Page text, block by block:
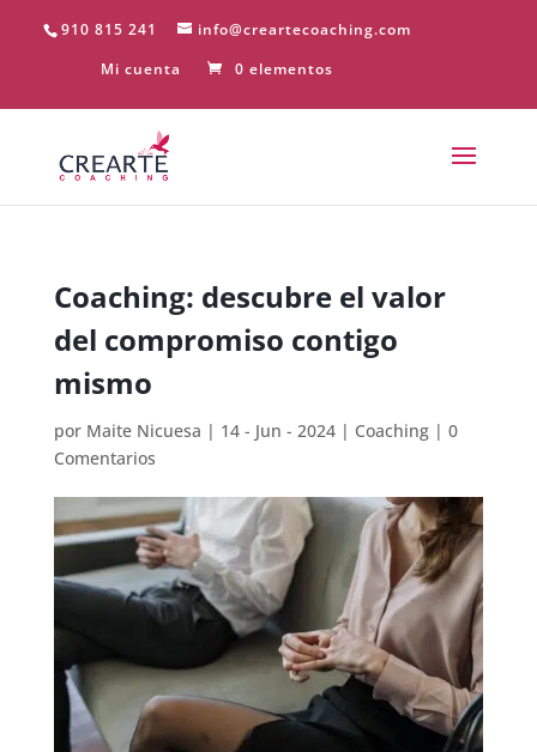
910 815 241
info@creartecoaching.com
Mi cuenta
0 elementos
Coaching: descubre el valor
del compromiso contigo
mismo
por Maite Nicuesa | 14 - Jun - 2024| Coaching| 0
Comentarios